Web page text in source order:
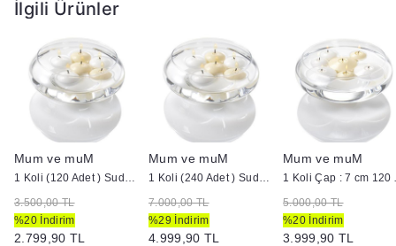
İlgili Ürünler
Mum ve muM
1 Koli (120 Adet ) Suda Yüzen Mum
3.500,00 TL
%20 İndirim
2.799,90 TL
Mum ve muM
1 Koli (240 Adet ) Suda Yüzen Mum
7.000,00 TL
%29 İndirim
4.999,90 TL
Mum ve muM
1 Koli
5.000,00 TL
%20 İndirim
3.999,90 TL